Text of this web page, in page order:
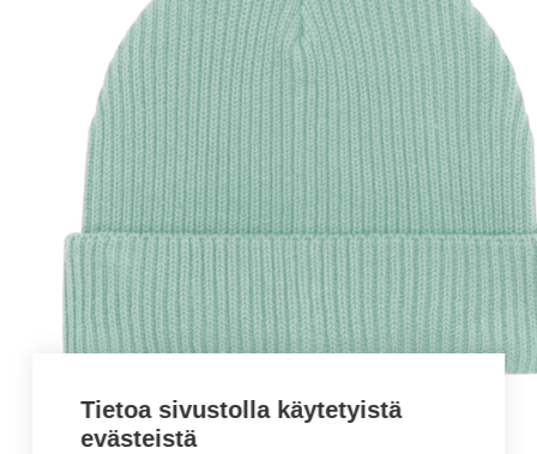
Tietoa sivustolla käytetyistä
evästeistä